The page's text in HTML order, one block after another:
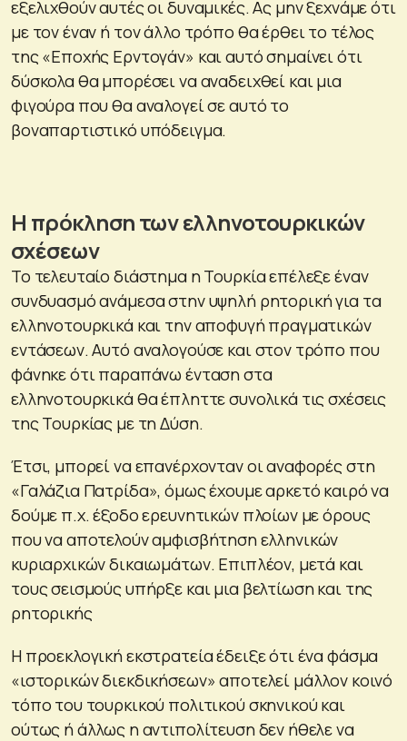
εξελιχθούν αυτές οι δυναμικές. Ας μην ξεχνάμε ότι
με τον έναν ή τον άλλο τρόπο θα έρθει το τέλος
της «Εποχής Ερντογάν» και αυτό σημαίνει ότι
δύσκολα θα μπορέσει να αναδειχθεί και μια
φιγούρα που θα αναλογεί σε αυτό το
βοναπαρτιστικό υπόδειγμα.
Η πρόκληση των ελληνοτουρκικών
σχέσεων
Το τελευταίο διάστημα η Τουρκία επέλεξε έναν
συνδυασμό ανάμεσα στην υψηλή ρητορική για τα
ελληνοτουρκικά και την αποφυγή πραγματικών
εντάσεων. Αυτό αναλογούσε και στον τρόπο που
φάνηκε ότι παραπάνω ένταση στα
ελληνοτουρκικά θα έπληττε συνολικά τις σχέσεις
της Τουρκίας με τη Δύση.
Έτσι, μπορεί να επανέρχονταν οι αναφορές στη
«Γαλάζια Πατρίδα», όμως έχουμε αρκετό καιρό να
δούμε π.χ. έξοδο ερευνητικών πλοίων με όρους
που να αποτελούν αμφισβήτηση ελληνικών
κυριαρχικών δικαιωμάτων. Επιπλέον, μετά και
τους σεισμούς υπήρξε και μια βελτίωση και της
ρητορικής
Η προεκλογική εκστρατεία έδειξε ότι ένα φάσμα
«ιστορικών διεκδικήσεων» αποτελεί μάλλον κοινό
τόπο του τουρκικού πολιτικού σκηνικού και
ούτως ή άλλως η αντιπολίτευση δεν ήθελε να